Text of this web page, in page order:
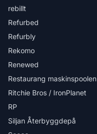
rebillt
Refurbed
Refurbly
Rekomo
Renewed
Restaurang maskinspoolen
Ritchie Bros / IronPlanet
RP
Siljan Återbyggdepå